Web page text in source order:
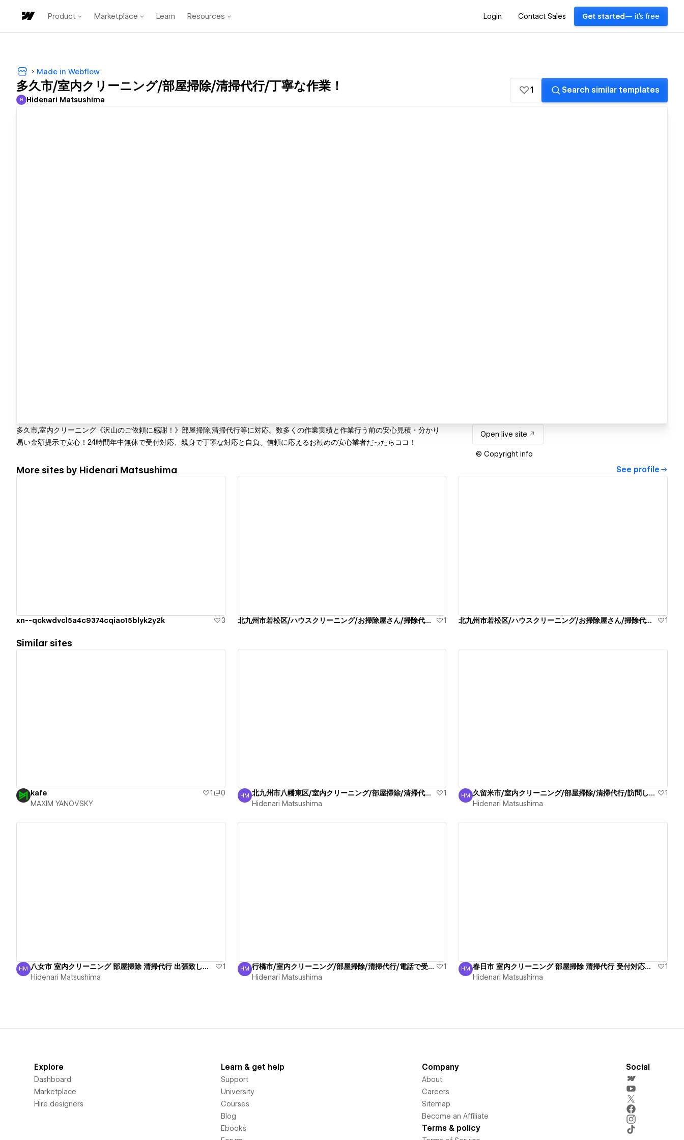
Product Marketplace Learn Resources Login Contact Sales Get started — it's free
Made in Webflow
多久市/室内クリーニング/部屋掃除/清掃代行/丁寧な作業！
Hidenari Matsushima
H Hidenari Matsushima
1 Search similar templates
多久市,室内クリーニング《沢山のご依頼に感謝！》部屋掃除,清掃代行等に対応。数多くの作業実績と作業行う前の安心見積・分かり
易い金額提示で安心！24時間年中無休で受付対応、親身で丁寧な対応と自負、信頼に応えるお勧めの安心業者だったらココ！
Open live site
© Copyright info
More sites by Hidenari Matsushima See profile
xn--qckwdvcl5a4c9374cqiao15blyk2y2k 3 北九州市若松区/ハウスクリーニング/お掃除屋さん/掃除代行業者 1 北九州市若松区/ハウスクリーニング/お掃除屋さん/掃除代行業者 1
Similar sites
kafe 1
0
MAXIM YANOVSKY
Hidenari Matsushima
HM 北九州市八幡東区/室内クリーニング/部屋掃除/清掃代行出張
1
Hidenari Matsushima
Hidenari Matsushima
HM 久留米市/室内クリーニング/部屋掃除/清掃代行/訪問します
1
Hidenari Matsushima
Hidenari Matsushima
HM 八女市 室内クリーニング 部屋掃除 清掃代行 出張致します
1
Hidenari Matsushima
Hidenari Matsushima
HM 行橋市/室内クリーニング/部屋掃除/清掃代行/電話で受付！
1
Hidenari Matsushima
Hidenari Matsushima
HM 春日市 室内クリーニング 部屋掃除 清掃代行 受付対応中！
1
Hidenari Matsushima
Explore
Dashboard
Marketplace
Hire designers
Learn & get help
Support
University
Courses
Blog
Ebooks
Company
About
Careers
Sitemap
Become an Affiliate
Terms & policy
Social